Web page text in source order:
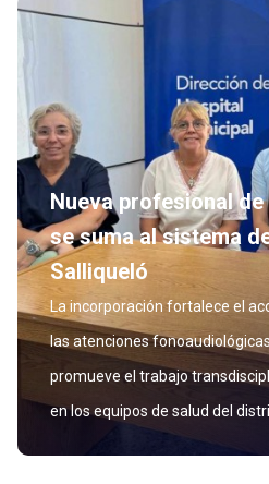
Nueva profesional
se suma al sistema
Salliqueló
La incorporación fortalece el
las atenciones
promueve el trabajo
en los equipos de salud del